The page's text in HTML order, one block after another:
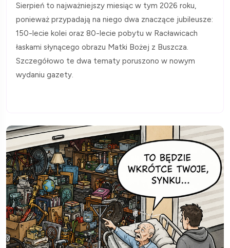
Sierpień to najważniejszy miesiąc w tym 2026 roku,
ponieważ przypadają na niego dwa znaczące jubileusze:
150-lecie kolei oraz 80-lecie pobytu w Racławicach
łaskami słynącego obrazu Matki Bożej z Buszcza.
Szczegółowo te dwa tematy poruszono w nowym
wydaniu gazety.